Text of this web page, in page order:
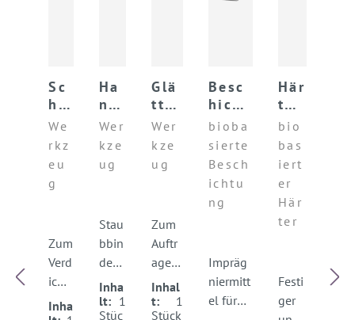
Sc
hw
am
mb
t
We
rkz
eu
g
Zum
Verd
icht
en
Inha
Ha
ndf
eg
er
Wer
kze
ug
Stau
bbin
den
der
Han
Inha
lt: 1
Stüc
Glä
ttk
elle
Wer
kze
ug
Zum
Auftr
agen
von
Putze
Inhal
t:
1
Stück
Besc
hicht
ung
prote
ct
bioba
sierte
Besch
ichtu
ng
Impräg
niermitt
el für
Här
ter
int
ens
e
bio
bas
iert
er
Här
ter
Festi
ger